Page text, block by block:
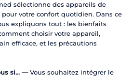
sélectionne des appareils de
votre confort quotidien. Dans ce
expliquons tout : les bienfaits
choisir votre appareil,
efficace, et les précautions
si… — Vous souhaitez intégrer le